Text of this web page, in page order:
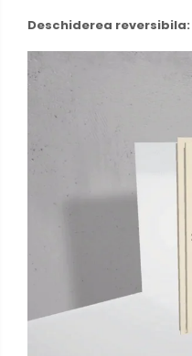
Deschiderea reversibila: